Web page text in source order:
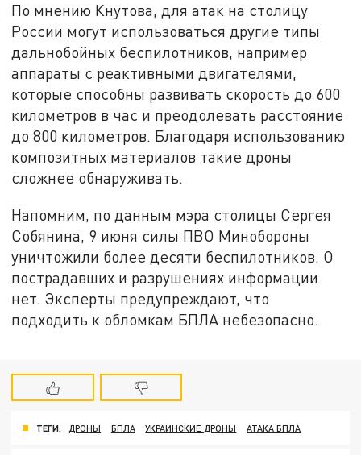
По мнению Кнутова, для атак на столицу
России могут использоваться другие типы
дальнобойных беспилотников, например
аппараты с реактивными двигателями,
которые способны развивать скорость до 600
километров в час и преодолевать расстояние
до 800 километров. Благодаря использованию
композитных материалов такие дроны
сложнее обнаруживать.
Напомним, по данным мэра столицы Сергея
Собянина, 9 июня силы ПВО Минобороны
уничтожили более десяти беспилотников. О
пострадавших и разрушениях информации
нет. Эксперты предупреждают, что
подходить к обломкам БПЛА небезопасно.
ТЕГИ: ДРОНЫ БПЛА УКРАИНСКИЕ ДРОНЫ АТАКА БПЛА